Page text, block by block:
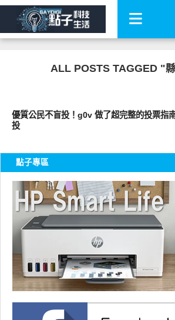
ALL POSTS TAGGED "
優質公民不盲投！g0v 做了超完整的投票指
投
點子專區